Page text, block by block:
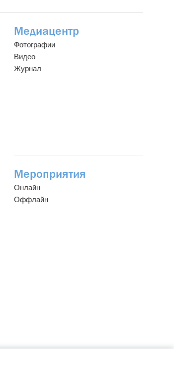
Медиацентр
Фотографии
Видео
Журнал
Мероприятия
Онлайн
Оффлайн